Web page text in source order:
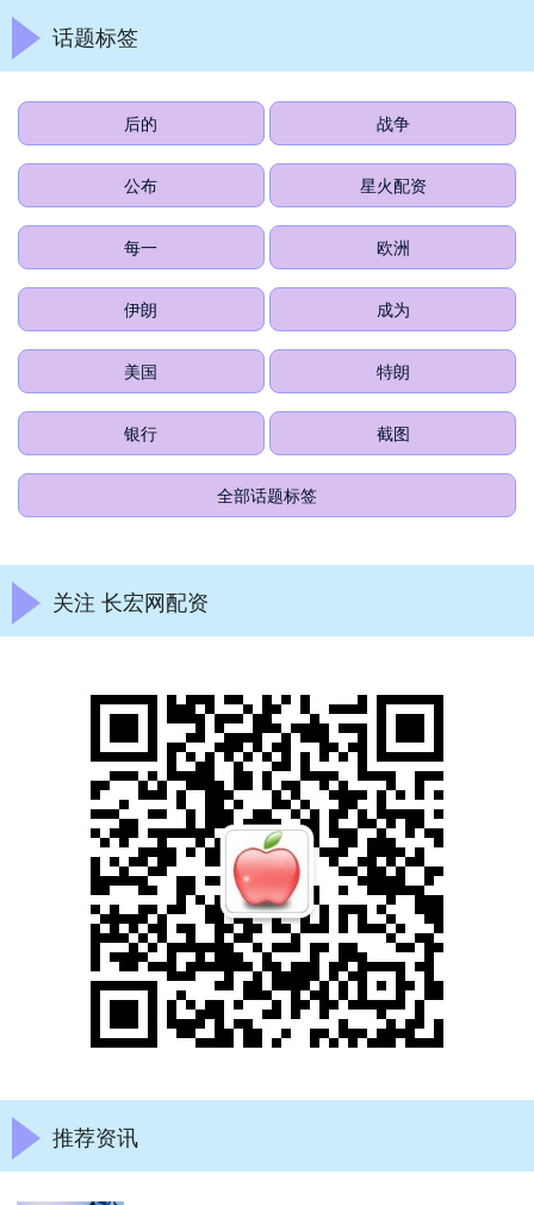
话题标签
后的 战争
公布 星火配资
每一 欧洲
伊朗 成为
美国 特朗
银行 截图
全部话题标签
关注 长宏网配资
推荐资讯